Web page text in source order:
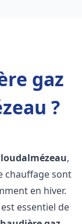
gaz
?
,
chauffage sont
en hiver.
essentiel de